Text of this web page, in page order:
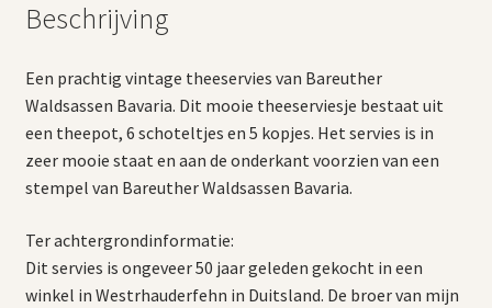
Beschrijving
Een prachtig vintage theeservies van Bareuther
Waldsassen Bavaria. Dit mooie theeserviesje bestaat uit
een theepot, 6 schoteltjes en 5 kopjes. Het servies is in
zeer mooie staat en aan de onderkant voorzien van een
stempel van Bareuther Waldsassen Bavaria.
Ter achtergrondinformatie:
Dit servies is ongeveer 50 jaar geleden gekocht in een
winkel in Westrhauderfehn in Duitsland. De broer van mijn